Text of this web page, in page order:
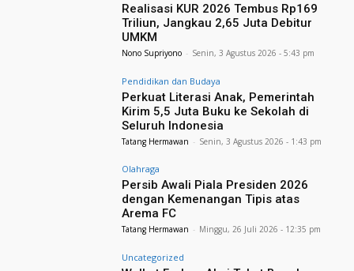
Realisasi KUR 2026 Tembus Rp169
Triliun, Jangkau 2,65 Juta Debitur
UMKM
Nono Supriyono - Senin, 3 Agustus 2026 - 5:43 pm
Pendidikan dan Budaya
Perkuat Literasi Anak, Pemerintah
Kirim 5,5 Juta Buku ke Sekolah di
Seluruh Indonesia
Tatang Hermawan - Senin, 3 Agustus 2026 - 1:43 pm
Olahraga
Persib Awali Piala Presiden 2026
dengan Kemenangan Tipis atas
Arema FC
Tatang Hermawan - Minggu, 26 Juli 2026 - 12:35 pm
Uncategorized